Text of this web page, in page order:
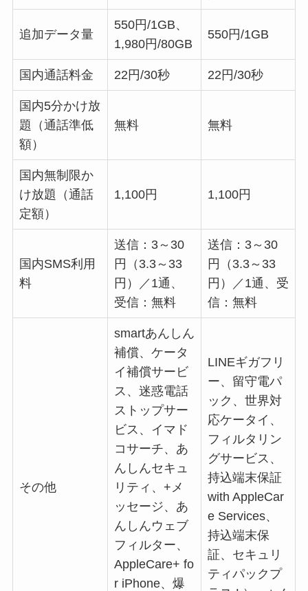
追加データ量
550円/1GB、
1,980円/80GB
550円/1GB
国内通話料金 22円/30秒 22円/30秒
国内5分かけ放
題（通話準低
額）
無料 無料
国内無制限か
け放題（通話
定額）
1,100円 1,100円
国内SMS利用
料
送信：3～30
円（3.3～33
円）／1通、
受信：無料
送信：3～30
円（3.3～33
円）／1通、受
信：無料
その他
smartあんしん
補償、ケータ
イ補償サービ
ス、迷惑電話
ストップサー
ビス、イマド
コサーチ、あ
んしんセキュ
リティ、+メ
ッセージ、あ
んしんウェブ
フィルター、
AppleCare+ fo
r iPhone、爆
LINEギガフリ
ー、留守電パ
ック、世界対
応ケータイ、
フィルタリン
グサービス、
持込端末保証
with AppleCar
e Services、
持込端末保
証、セキュリ
ティパックプ